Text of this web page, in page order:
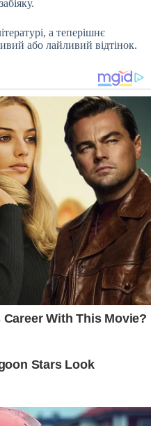
а теперішнє
або лайливий відтінок.